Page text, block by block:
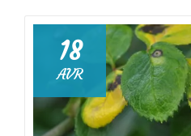
Petites
larves
de
Tenthredes
limaces
18
AVR